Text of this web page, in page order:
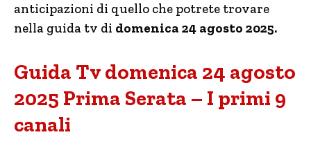
anticipazioni di quello che potrete trovare
nella guida tv di domenica 24 agosto 2025.
Guida Tv domenica 24 agosto
2025 Prima Serata – I primi 9
canali